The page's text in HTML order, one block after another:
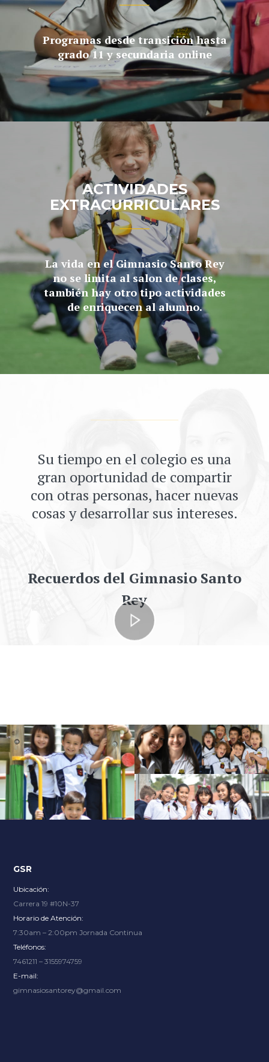
Programas desde transición hasta
grado 11 y secundaria online
ACTIVIDADES
EXTRACURRICULARES
La vida en el Gimnasio Santo Rey
no se limita al salon de clases,
también hay otro tipo actividades
de enriquecen al alumno.
Su tiempo en el colegio es una
gran oportunidad de compartir
con otras personas, hacer nuevas
cosas y desarrollar sus intereses.
Recuerdos del Gimnasio Santo
Rey
excitement.
GSR
Ubicación:
Carrera 19 #10N-37
Horario de Atención:
7:30am – 2:00pm Jornada Continua
Teléfonos:
7461211 – 3155974759
E-mail:
gimnasiosantorey@gmail.com